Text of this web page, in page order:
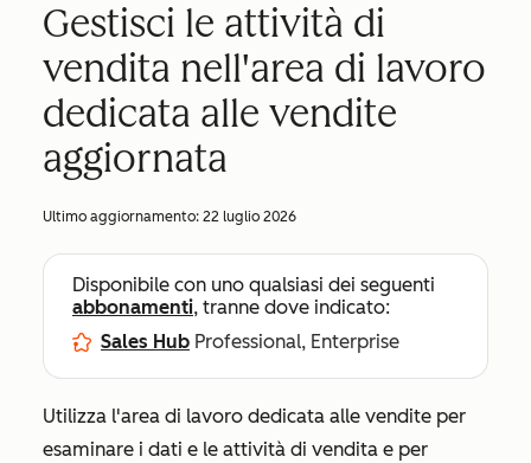
Gestisci le attività di
vendita nell'area di lavoro
dedicata alle vendite
aggiornata
Ultimo aggiornamento: 22 luglio 2026
Disponibile con uno qualsiasi dei seguenti
abbonamenti, tranne dove indicato:
Sales Hub Professional, Enterprise
Utilizza l'area di lavoro dedicata alle vendite per
esaminare i dati e le attività di vendita e per